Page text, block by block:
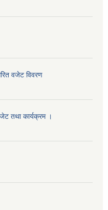
वजेट विवरण
तथा कार्यक्रम ।